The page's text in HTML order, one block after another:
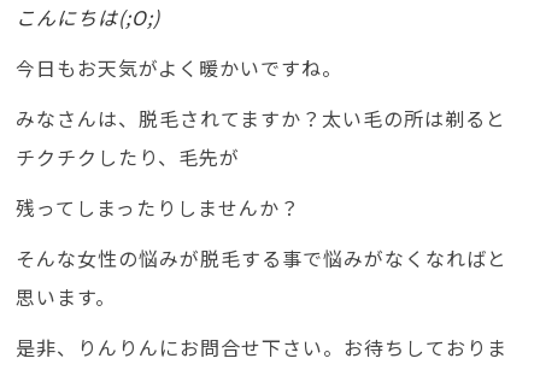
こんにちは(;O;)
今日もお天気がよく暖かいですね。
みなさんは、脱毛されてますか？太い毛の所は剃ると
チクチクしたり、毛先が
残ってしまったりしませんか？
そんな女性の悩みが脱毛する事で悩みがなくなればと
思います。
是非、りんりんにお問合せ下さい。お待ちしておりま